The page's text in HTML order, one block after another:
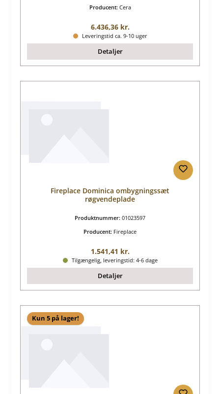
Producent: Cera
Almindelig pris:
6.436,36 kr.
Leveringstid ca. 9-10 uger
Detaljer
Fireplace Dominica ombygningssæt
røgvendeplade
Produktnummer: 01023597
Producent: Fireplace
Almindelig pris:
1.541,41 kr.
Tilgængelig, leveringstid: 4-6 dage
Detaljer
Kun 5 på lager!